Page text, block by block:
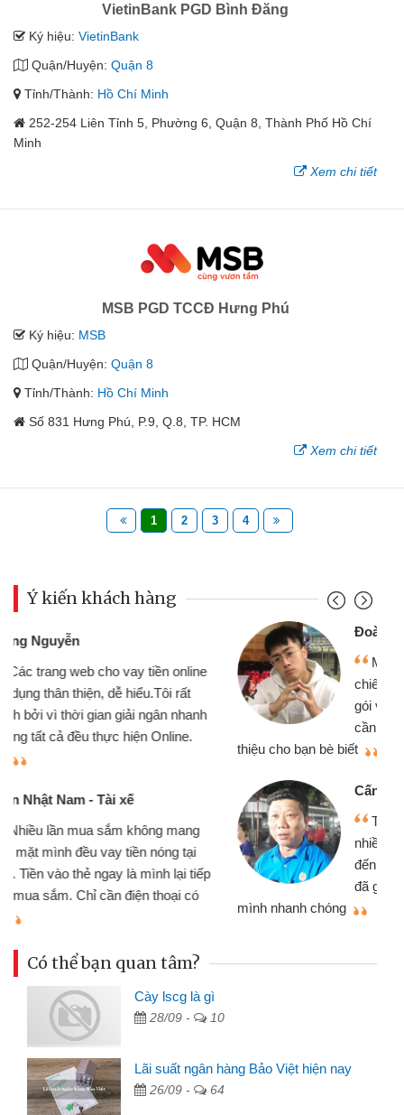
VietinBank PGD Bình Đăng
Ký hiệu: VietinBank
Quận/Huyện: Quận 8
Tỉnh/Thành: Hồ Chí Minh
252-254 Liên Tỉnh 5, Phường 6, Quận 8, Thành Phố Hồ Chí
Minh
Xem chi tiết
MSB PGD TCCĐ Hưng Phú
Ký hiệu: MSB
Quận/Huyện: Quận 8
Tỉnh/Thành: Hồ Chí Minh
Số 831 Hưng Phú, P.9, Q.8, TP. HCM
Xem chi tiết
1 2 3 4
Ý kiến khách hàng
Mình cần tiền gấp nên định cầm cố
chiếc xe wave nhưng thật may đã có
gói vay tiền bằng CMND online không
cần gặp mặt nên rất tiện lợi, sẽ giới
Cấn Văn Lực - Tạp hóa
Tôi kinh doanh buôn bán nhỏ lẻ
nhiều lúc cần vốn nhập hàng, nhờ biết
đến website qua bạn bè giới thiệu tôi
đã giải quyết được công việc của
Có thể bạn quan tâm?
Cày lscg là gì
28/09 - 10
Lãi suất ngân hàng Bảo Việt hiện nay
26/09 - 64